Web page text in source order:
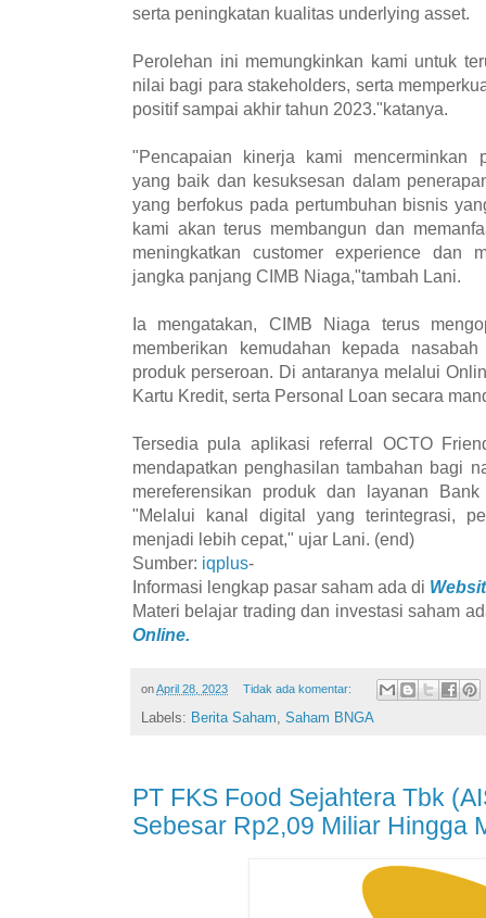
serta peningkatan kualitas underlying asset.
Perolehan ini memungkinkan kami untuk
nilai bagi para stakeholders, serta
positif sampai akhir tahun 2023."katanya.
"Pencapaian kinerja kami mencerminkan
yang baik dan kesuksesan dalam
yang berfokus pada pertumbuhan bisnis
kami akan terus membangun dan
meningkatkan customer experience dan
jangka panjang CIMB Niaga,"tambah Lani.
Ia mengatakan, CIMB Niaga terus
memberikan kemudahan kepada
produk perseroan. Di antaranya melalui
Kartu Kredit, serta Personal Loan secara
Tersedia pula aplikasi referral OCTO
mendapatkan penghasilan tambahan bagi
mereferensikan produk dan layanan
"Melalui kanal digital yang terintegrasi,
menjadi lebih cepat," ujar Lani. (end)
Sumber: iqplus-
Informasi lengkap pasar saham ada di
Materi belajar trading dan investasi saham
Online.
onApril 28, 2023 Tidak ada komentar:
Labels: Berita Saham, Saham BNGA
PT FKS Food Sejahtera Tbk
Sebesar Rp2,09 Miliar Hingga